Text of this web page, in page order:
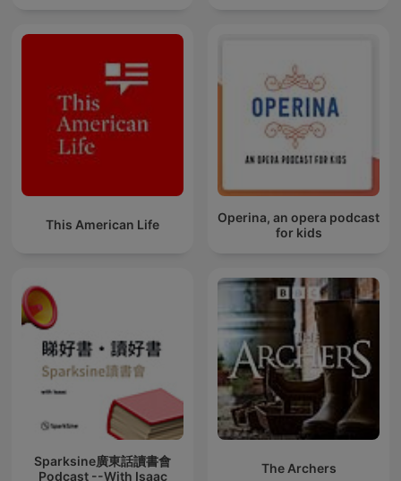
This American Life
Operina, an opera podcast
for kids
Sparksine廣東話讀書會
Podcast --With Isaac
The Archers